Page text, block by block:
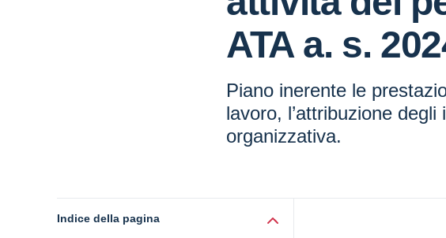
ATA a. s.
Piano inerente le
lavoro, l’attribuzione
organizzativa.
Indice della pagina